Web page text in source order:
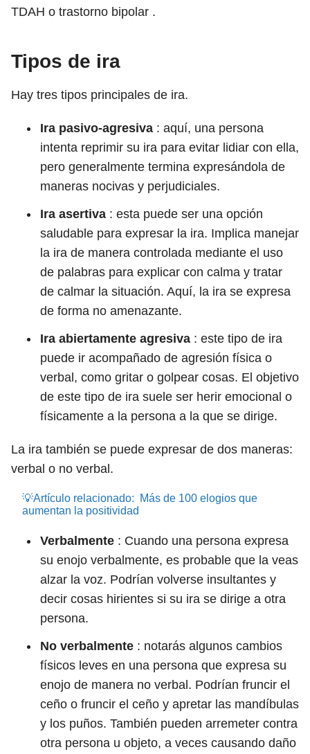
TDAH o trastorno bipolar .
Tipos de ira
Hay tres tipos principales de ira.
Ira pasivo-agresiva : aquí, una persona
intenta reprimir su ira para evitar lidiar con ella,
pero generalmente termina expresándola de
maneras nocivas y perjudiciales.
Ira asertiva : esta puede ser una opción
saludable para expresar la ira. Implica manejar
la ira de manera controlada mediante el uso
de palabras para explicar con calma y tratar
de calmar la situación. Aquí, la ira se expresa
de forma no amenazante.
Ira abiertamente agresiva : este tipo de ira
puede ir acompañado de agresión física o
verbal, como gritar o golpear cosas. El objetivo
de este tipo de ira suele ser herir emocional o
físicamente a la persona a la que se dirige.
La ira también se puede expresar de dos maneras:
verbal o no verbal.
💡Artículo relacionado:
Más de 100 elogios que
aumentan la positividad
Verbalmente : Cuando una persona expresa
su enojo verbalmente, es probable que la veas
alzar la voz. Podrían volverse insultantes y
decir cosas hirientes si su ira se dirige a otra
persona.
No verbalmente : notarás algunos cambios
físicos leves en una persona que expresa su
enojo de manera no verbal. Podrían fruncir el
ceño o fruncir el ceño y apretar las mandíbulas
y los puños. También pueden arremeter contra
otra persona u objeto, a veces causando daño